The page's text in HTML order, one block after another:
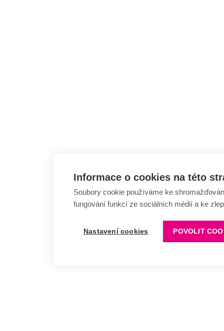
Informace o cookies na této
Soubory cookie používáme ke
fungování funkcí ze sociálních médií a ke
Nastavení cookies POVOLIT